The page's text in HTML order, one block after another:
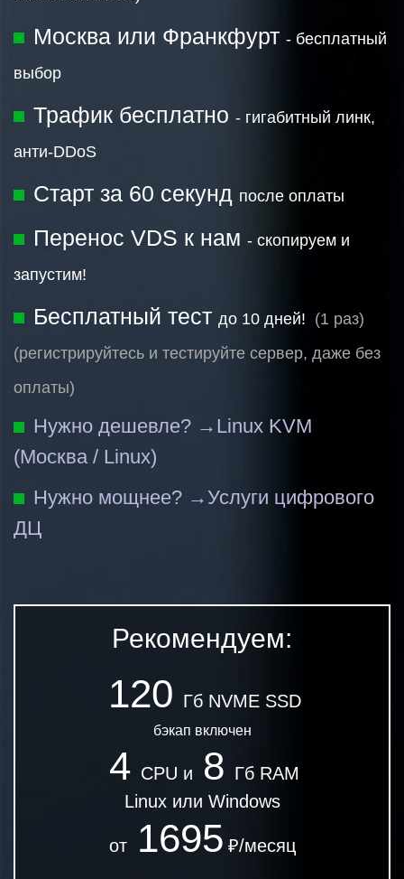
Москва или Франкфурт - бесплатный
выбор
Трафик бесплатно - гигабитный линк,
анти-DDoS
Старт за 60 секунд после оплаты
Перенос VDS к нам - скопируем и
запустим!
Бесплатный тест до 10 дней! (1 раз)
(регистрируйтесь и тестируйте сервер, даже без
оплаты)
Нужно дешевле? → Linux KVM
(Москва / Linux)
Нужно мощнее? → Услуги цифрового
ДЦ
Рекомендуем:
120 Гб NVME SSD
бэкап включен
4 CPU и 8 Гб RAM
Linux или Windows
от 1695 ₽/месяц